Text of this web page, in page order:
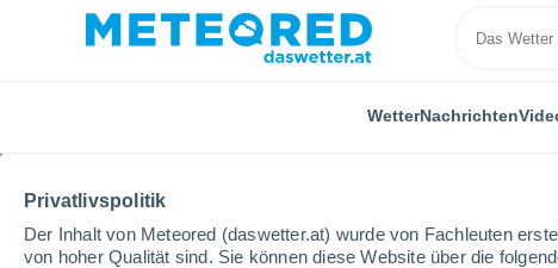
Privatlivspolitik
Der Inhalt von Meteored (daswetter.at) wurde von Fachleuten
von hoher Qualität sind. Sie können diese Website über die
WetterNachrichten